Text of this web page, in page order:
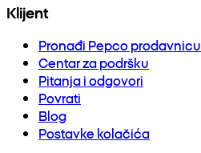
Klijent
Pronađi Pepco prodavnicu
Centar za podršku
Pitanja i odgovori
Povrati
Blog
Postavke kolačića